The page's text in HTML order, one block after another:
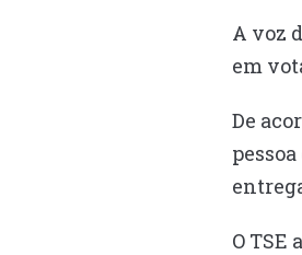
A voz
em
De
O